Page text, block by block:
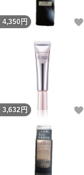
4,350 円
3,632円